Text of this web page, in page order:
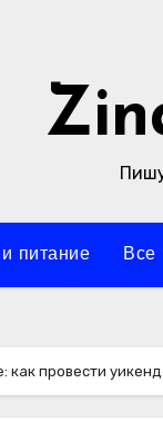
питание Все
как провести